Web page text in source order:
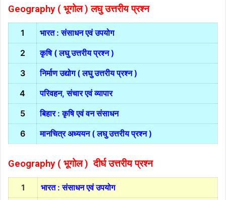
Geography ( भूगोल ) लघु उत्तरीय प्रश्न
1
भारत : संसाधन एवं उपयोग
2
कृषि ( लघु उत्तरीय प्रश्न )
3
निर्माण उद्योग ( लघु उत्तरीय प्रश्न )
4
परिवहन, संचार एवं व्यापार
5
बिहार : कृषि एवं वन संसाधन
6
मानचित्र अध्ययन ( लघु उत्तरीय प्रश्न )
Geography ( भूगोल ) दीर्घ उत्तरीय प्रश्न
1
भारत : संसाधन एवं उपयोग